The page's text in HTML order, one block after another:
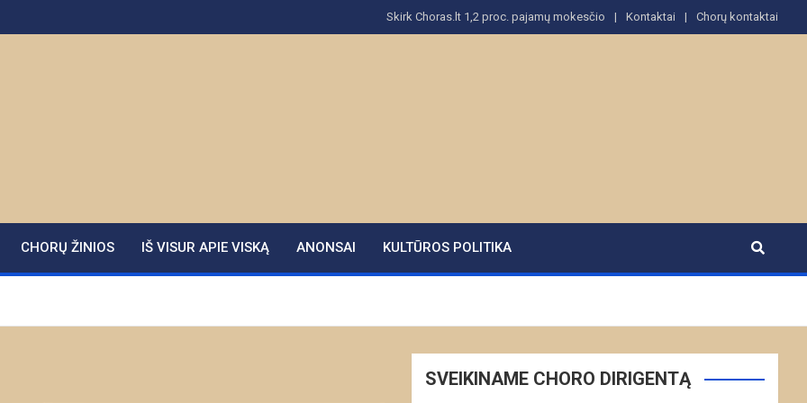
Skirk Choras.lt 1,2 proc. pajamų mokesčio Kontaktai Chorų kontaktai
CHORŲ ŽINIOS IŠ VISUR APIE VISKĄ ANONSAI KULTŪROS POLITIKA
SVEIKINAME CHORO DIRIGENTĄ